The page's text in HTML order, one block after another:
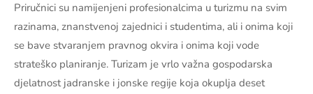
Priručnici su namijenjeni profesionalcima u turizmu na svim
razinama, znanstvenoj zajednici i studentima, ali i onima koji
se bave stvaranjem pravnog okvira i onima koji vode
strateško planiranje. Turizam je vrlo važna gospodarska
djelatnost jadranske i jonske regije koja okuplja deset